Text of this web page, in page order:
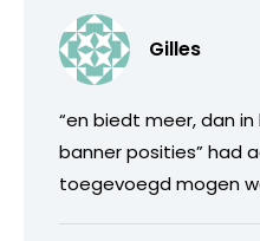
Gilles
“en biedt meer, dan
banner posities” had
toegevoegd mogen